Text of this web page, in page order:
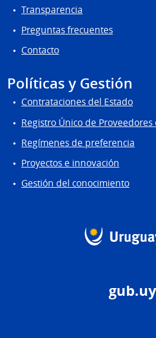
Transparencia
Preguntas frecuentes
Contacto
Políticas y Gestión
Contrataciones del Estado
Registro Único de Proveedores
Regímenes de preferencia
Proyectos e innovación
Gestión del conocimiento
gub.uy